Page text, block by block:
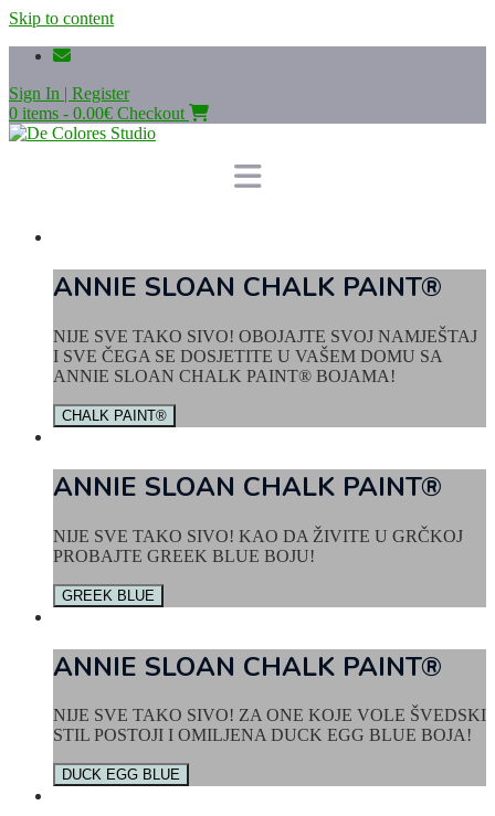
Skip to content
Sign In | Register
0 items - 0.00€ Checkout
ANNIE SLOAN CHALK PAINT®
NIJE SVE TAKO SIVO! OBOJAJTE SVOJ NAMJEŠTAJ
I SVE ČEGA SE DOSJETITE U VAŠEM DOMU SA
ANNIE SLOAN CHALK PAINT® BOJAMA!
CHALK PAINT®
ANNIE SLOAN CHALK PAINT®
NIJE SVE TAKO SIVO! KAO DA ŽIVITE U GRČKOJ
PROBAJTE GREEK BLUE BOJU!
GREEK BLUE
ANNIE SLOAN CHALK PAINT®
NIJE SVE TAKO SIVO! ZA ONE KOJE VOLE ŠVEDSKI
STIL POSTOJI I OMILJENA DUCK EGG BLUE BOJA!
DUCK EGG BLUE